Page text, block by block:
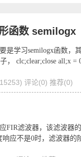
函数 semilogx
是学习semilogx函数
， clc;clear;close all;x =
评论(0) 推荐(0)
FIR滤波器，该滤波器
响应不是0时，滤波器的